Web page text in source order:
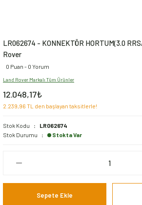
LR062674 - KONNEKTÖR HORTUM(3.0
Rover
0 Puan - 0 Yorum
Land Rover Markalı Tüm Ürünler
12.048,17₺
2.239,96 TL den başlayan taksitlerle!
Stok Kodu
LR062674
Stok Durumu
Stokta Var
Sepete Ekle